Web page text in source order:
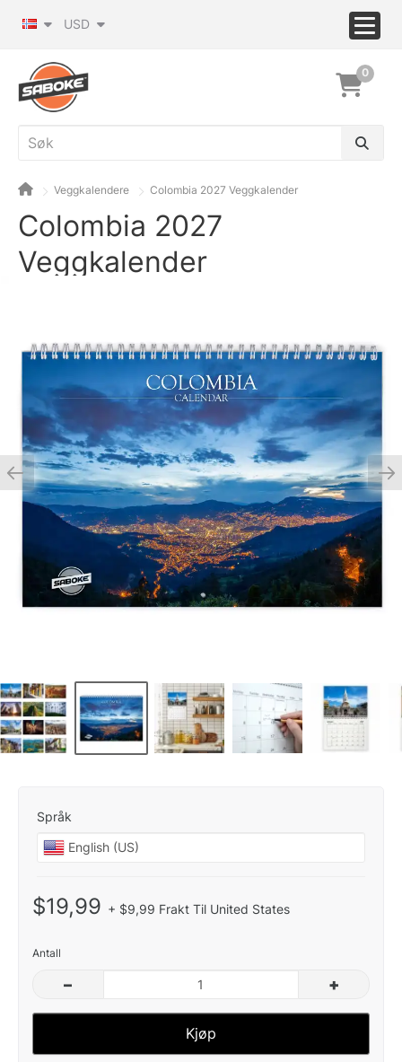
USD
0
Veggkalendere Colombia 2027 Veggkalender
Colombia 2027
Veggkalender
Språk
$19,99 + $9,99 Frakt Til United States
Antall
– +
Kjøp